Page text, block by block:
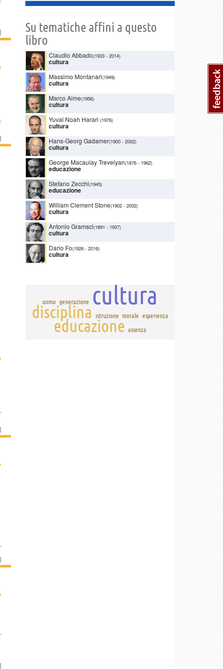
]
]
]
]
]
Su tematiche affini a questo
libro
Claudio Abbado(1933 - 2014)
cultura
Massimo Montanari(1949)
cultura
Marco Aime(1956)
cultura
Yuval Noah Harari (1976)
cultura
Hans-Georg Gadamer(1900 - 2002)
cultura
George Macaulay Trevelyan(1876 - 1962)
educazione
Stefano Zecchi(1945)
educazione
William Clement Stone(1902 - 2002)
cultura
Antonio Gramsci(1891 - 1937)
cultura
Dario Fo(1926 - 2016)
cultura
uomo generazione cultura
disciplina istruzione morale esperienza
educazione assenza